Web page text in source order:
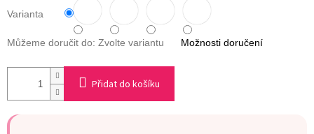
Varianta
Můžeme doručit do: Zvolte variantu Možnosti doručení
Přidat do košíku